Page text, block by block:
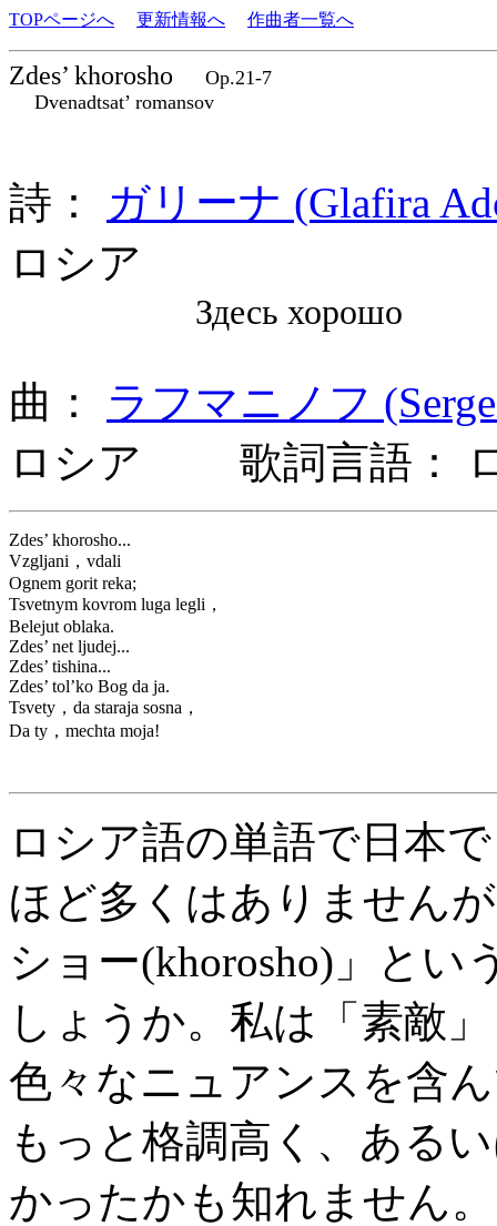
TOPページへ 更新情報へ 作曲者一覧へ
Zdes’ khorosho
Op.21-7
Dvenadtsat’ romansov
詩：
ガリーナ (Glafira
ロシア
Здесь хорошо
曲： ラフマニノフ
ロシア 歌詞言語：
Zdes’ khorosho...
Vzgljani，vdali
Ognem gorit reka;
Tsvetnym kovrom luga legli，
Belejut oblaka.
Zdes’ net ljudej...
Zdes’ tishina...
Zdes’ tol’ko Bog da ja.
Tsvety，da staraja sosna，
Da ty，mechta moja!
ロシア語の単語で日本
ほど多くはありません
ショー(khorosho)」と
しょうか。私は「素敵
色々なニュアンスを含
もっと格調高く、ある
かったかも知れません